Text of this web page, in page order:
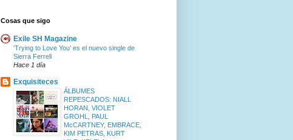
Cosas que sigo
Exile SH Magazine
‘Trying to Love You’ es el nuevo single de
Sierra Ferrell
Hace 1 día
Exquisiteces
ÁLBUMES
REPESCADOS: NIALL
HORAN, VIOLET
GROHL, PAUL
McCARTNEY, EMBRACE,
KIM PETRAS, KURT